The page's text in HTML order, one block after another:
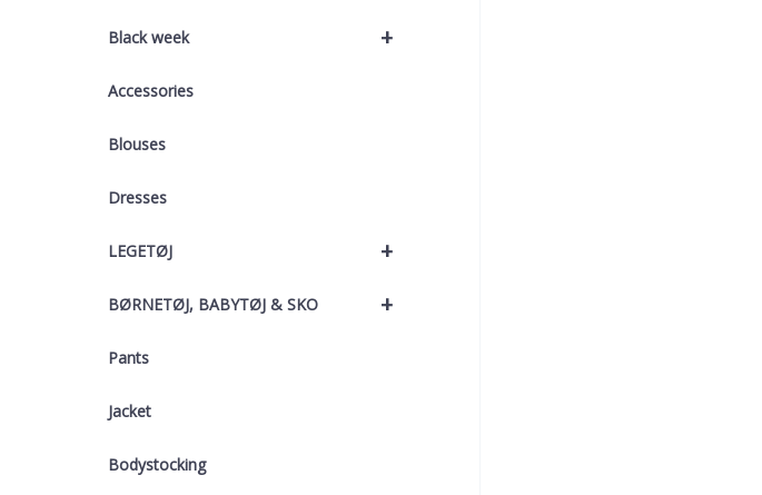
+
Black week
Accessories
Blouses
Dresses
+
LEGETØJ
+
BØRNETØJ, BABYTØJ & SKO
Pants
Jacket
Bodystocking